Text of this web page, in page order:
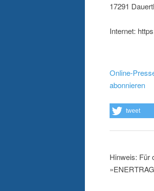
17291
Internet:
Online-
abonnieren
tweet
Hinweis: Für